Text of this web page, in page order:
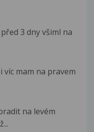
3 dny všiml na
víc mam na pravem
na levém